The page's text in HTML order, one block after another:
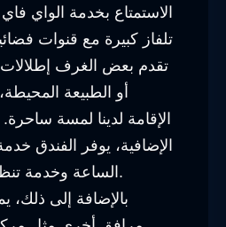
الاستمتاع بخدمة الواي
تلفاز كبيرة مع قنوات
تقدم بعض الغرف إطلالات
أو الطبيعة
الإقامة لدينا لمسة ساحرة.
الإضافية، يوفر الفندق
الساعة وخدمة تنظيف الغرف اليومية.
بالإضافة إلى ذلك،